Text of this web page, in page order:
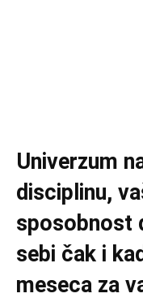
Univerzum
disciplinu,
sposobnost
sebi čak i
meseca za